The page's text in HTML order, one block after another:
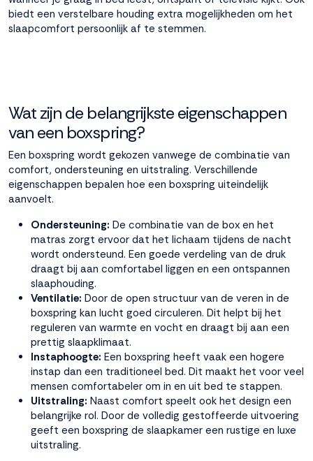
biedt een verstelbare houding extra mogelijkheden om het
slaapcomfort persoonlijk af te stemmen.
Wat zijn de belangrijkste eigenschappen
van een boxspring?
Een boxspring wordt gekozen vanwege de combinatie van
comfort, ondersteuning en uitstraling. Verschillende
eigenschappen bepalen hoe een boxspring uiteindelijk
aanvoelt.
Ondersteuning: De combinatie van de box en het
matras zorgt ervoor dat het lichaam tijdens de nacht
wordt ondersteund. Een goede verdeling van de druk
draagt bij aan comfortabel liggen en een ontspannen
slaaphouding.
Ventilatie: Door de open structuur van de veren in de
boxspring kan lucht goed circuleren. Dit helpt bij het
reguleren van warmte en vocht en draagt bij aan een
prettig slaapklimaat.
Instaphoogte: Een boxspring heeft vaak een hogere
instap dan een traditioneel bed. Dit maakt het voor veel
mensen comfortabeler om in en uit bed te stappen.
Uitstraling: Naast comfort speelt ook het design een
belangrijke rol. Door de volledig gestoffeerde uitvoering
geeft een boxspring de slaapkamer een rustige en luxe
uitstraling.